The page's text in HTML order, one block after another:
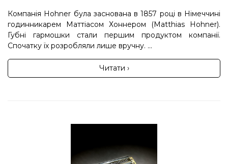
Компанія Hohner була заснована в 1857 році в Німеччині
годинникарем Маттіасом Хоннером (Matthias Hohner).
Губні гармошки стали першим продуктом компанії.
Спочатку їх розробляли лише вручну. ...
Читати ›